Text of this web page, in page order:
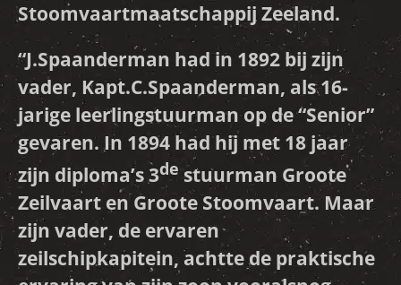
Stoomvaartmaatschappij Zeeland.
“J.Spaanderman had in 1892 bij zijn
vader, Kapt.C.Spaanderman, als 16-
jarige leerlingstuurman op de “Senior”
gevaren. In 1894 had hij met 18 jaar
zijn diploma’s 3de stuurman Groote
Zeilvaart en Groote Stoomvaart. Maar
zijn vader, de ervaren
zeilschipkapitein, achtte de praktische